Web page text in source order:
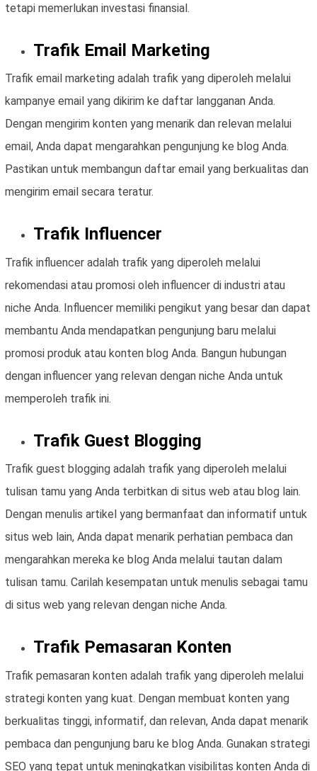
tetapi memerlukan investasi finansial.
Trafik Email Marketing
Trafik email marketing adalah trafik yang diperoleh melalui
kampanye email yang dikirim ke daftar langganan Anda.
Dengan mengirim konten yang menarik dan relevan melalui
email, Anda dapat mengarahkan pengunjung ke blog Anda.
Pastikan untuk membangun daftar email yang berkualitas dan
mengirim email secara teratur.
Trafik Influencer
Trafik influencer adalah trafik yang diperoleh melalui
rekomendasi atau promosi oleh influencer di industri atau
niche Anda. Influencer memiliki pengikut yang besar dan dapat
membantu Anda mendapatkan pengunjung baru melalui
promosi produk atau konten blog Anda. Bangun hubungan
dengan influencer yang relevan dengan niche Anda untuk
memperoleh trafik ini.
Trafik Guest Blogging
Trafik guest blogging adalah trafik yang diperoleh melalui
tulisan tamu yang Anda terbitkan di situs web atau blog lain.
Dengan menulis artikel yang bermanfaat dan informatif untuk
situs web lain, Anda dapat menarik perhatian pembaca dan
mengarahkan mereka ke blog Anda melalui tautan dalam
tulisan tamu. Carilah kesempatan untuk menulis sebagai tamu
di situs web yang relevan dengan niche Anda.
Trafik Pemasaran Konten
Trafik pemasaran konten adalah trafik yang diperoleh melalui
strategi konten yang kuat. Dengan membuat konten yang
berkualitas tinggi, informatif, dan relevan, Anda dapat menarik
pembaca dan pengunjung baru ke blog Anda. Gunakan strategi
SEO yang tepat untuk meningkatkan visibilitas konten Anda di